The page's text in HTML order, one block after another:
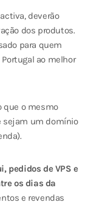
deverão
dos produtos.
para quem
ao melhor
que o mesmo
sejam um domínio
pedidos de VPS e
os dias da
e revendas